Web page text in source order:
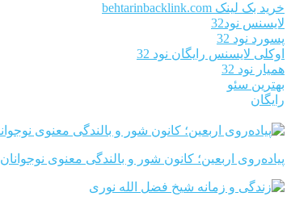
خرید بک لینک behtarinbacklink.com
لایسنس نود32
پسورد نود 32
اوکلی لایسنس رایگان نود 32
همیار نود 32
بهترین سئو
رایگان
پیاده‌روی اربعین؛ کانون شور و بالندگی معنوی نوجوانان